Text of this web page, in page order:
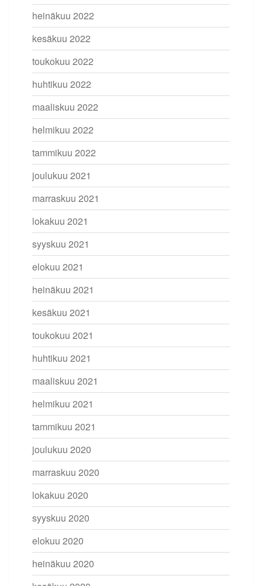
heinäkuu 2022
kesäkuu 2022
toukokuu 2022
huhtikuu 2022
maaliskuu 2022
helmikuu 2022
tammikuu 2022
joulukuu 2021
marraskuu 2021
lokakuu 2021
syyskuu 2021
elokuu 2021
heinäkuu 2021
kesäkuu 2021
toukokuu 2021
huhtikuu 2021
maaliskuu 2021
helmikuu 2021
tammikuu 2021
joulukuu 2020
marraskuu 2020
lokakuu 2020
syyskuu 2020
elokuu 2020
heinäkuu 2020